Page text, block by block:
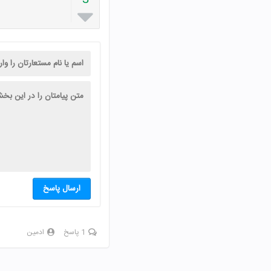

ارسال پاسخ
1 پاسخ ادمین